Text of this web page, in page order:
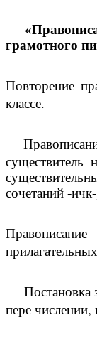
грамотного
Повторение
классе.
существитель
сочетаний -
Постановка
пере